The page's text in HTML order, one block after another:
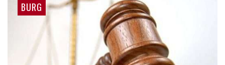
BURG